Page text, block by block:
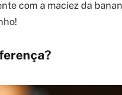
com a maciez da